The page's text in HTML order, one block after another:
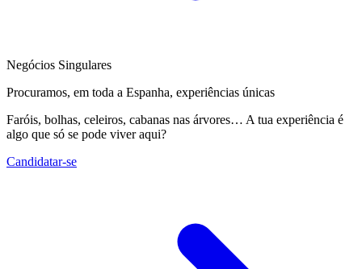
Negócios Singulares
Procuramos, em toda a Espanha, experiências únicas
Faróis, bolhas, celeiros, cabanas nas árvores… A tua experiência é
algo que só se pode viver aqui?
Candidatar-se